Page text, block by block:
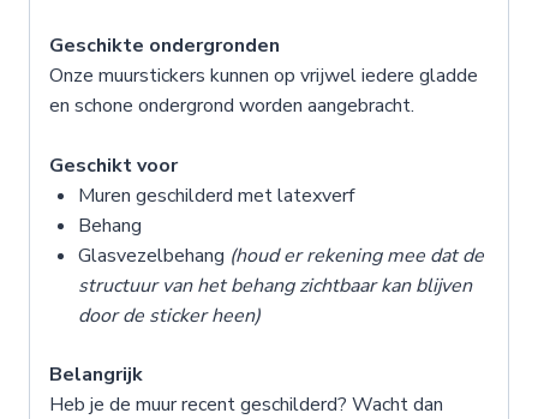
Geschikte ondergronden
Onze muurstickers kunnen op vrijwel iedere gladde
en schone ondergrond worden aangebracht.
Geschikt voor
Muren geschilderd met latexverf
Behang
Glasvezelbehang (houd er rekening mee dat de
structuur van het behang zichtbaar kan blijven
door de sticker heen)
Belangrijk
Heb je de muur recent geschilderd? Wacht dan